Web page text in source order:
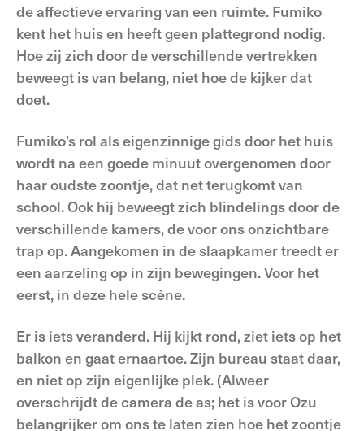
de affectieve ervaring van een ruimte. Fumiko
kent het huis en heeft geen plattegrond nodig.
Hoe zij zich door de verschillende vertrekken
beweegt is van belang, niet hoe de kijker dat
doet.
Fumiko’s rol als eigenzinnige gids door het huis
wordt na een goede minuut overgenomen door
haar oudste zoontje, dat net terugkomt van
school. Ook hij beweegt zich blindelings door de
verschillende kamers, de voor ons onzichtbare
trap op. Aangekomen in de slaapkamer treedt er
een aarzeling op in zijn bewegingen. Voor het
eerst, in deze hele scène.
Er is iets veranderd. Hij kijkt rond, ziet iets op het
balkon en gaat ernaartoe. Zijn bureau staat daar,
en niet op zijn eigenlijke plek. (Alweer
overschrijdt de camera de as; het is voor Ozu
belangrijker om ons te laten zien hoe het zoontje